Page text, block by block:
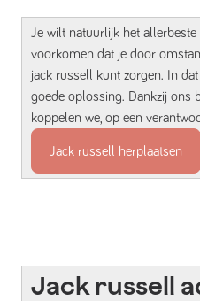
Je wilt natuurlijk het
voorkomen dat je door
jack russell kunt zorgen. In
goede oplossing. Dankzij ons
koppelen we, op een
Jack russell herplaatsen
Jack russell